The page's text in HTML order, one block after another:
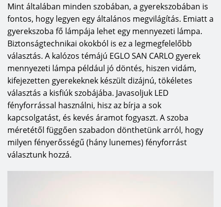
Mint általában minden szobában, a gyerekszobában is
fontos, hogy legyen egy általános megvilágítás. Emiatt a
gyerekszoba fő lámpája lehet egy mennyezeti lámpa.
Biztonságtechnikai okokból is ez a legmegfelelőbb
választás. A kalózos témájú EGLO SAN CARLO gyerek
mennyezeti lámpa például jó döntés, hiszen vidám,
kifejezetten gyerekeknek készült dizájnú, tökéletes
választás a kisfiúk szobájába. Javasoljuk LED
fényforrással használni, hisz az bírja a sok
kapcsolgatást, és kevés áramot fogyaszt. A szoba
méretétől függően szabadon dönthetünk arról, hogy
milyen fényerősségű (hány lunemes) fényforrást
választunk hozzá.